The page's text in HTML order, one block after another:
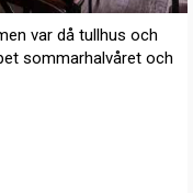
var då tullhus och
sommarhalvåret och